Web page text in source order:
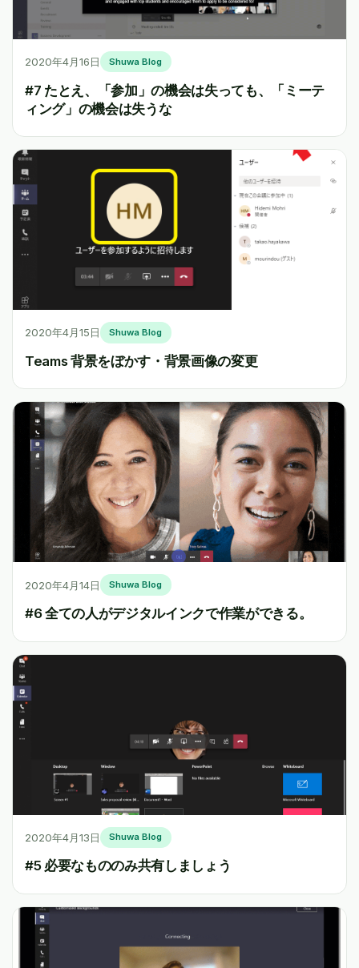
2020年4月16日 Shuwa Blog
#7 たとえ、「参加」の機会は失っても、「ミーテ
ィング」の機会は失うな
2020年4月15日 Shuwa Blog
Teams 背景をぼかす・背景画像の変更
2020年4月14日 Shuwa Blog
#6 全ての人がデジタルインクで作業ができる。
2020年4月13日 Shuwa Blog
#5 必要なもののみ共有しましょう